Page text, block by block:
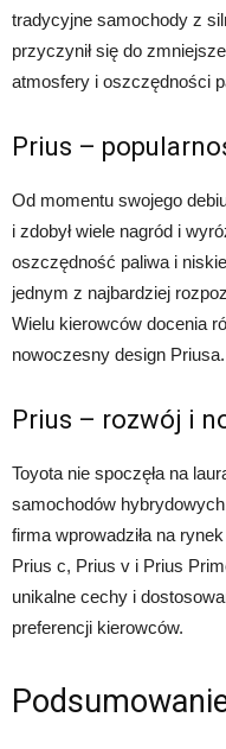
tradycyjne samochody z
przyczynił się do
atmosfery i oszczędności
Prius –
Od momentu swojego
i zdobył wiele nagród i
oszczędność paliwa i
jednym z najbardziej
Wielu kierowców docenia
nowoczesny design Priusa.
Prius – rozwój i
Toyota nie spoczęła na
samochodów
firma wprowadziła na
Prius c, Prius v i Prius
unikalne cechy i
preferencji kierowców.